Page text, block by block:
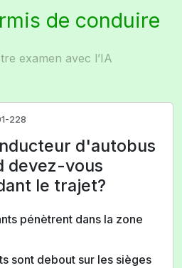
de conduire
examen avec l’IA
228
d'autobus
devez-vous
le trajet?
pénètrent dans la zone
sont debout sur les sièges